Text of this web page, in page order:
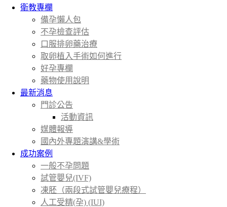
衛教專欄
備孕懶人包
不孕檢查評估
口服排卵藥治療
取卵植入手術如何進行
好孕專欄
藥物使用說明
最新消息
門診公告
活動資訊
媒體報導
國內外專題演講&學術
成功案例
一般不孕問題
試管嬰兒(IVF)
凍胚（兩段式試管嬰兒療程）
人工受精(孕) (IUI)